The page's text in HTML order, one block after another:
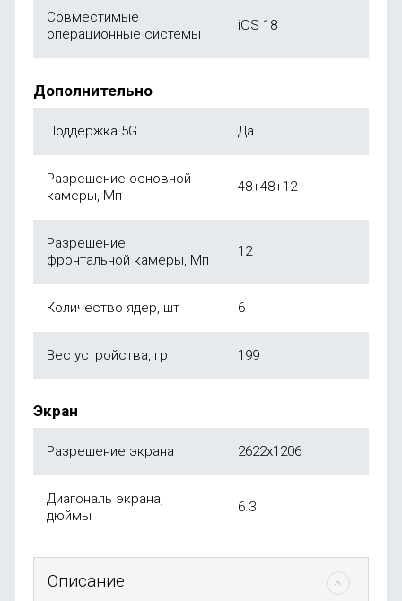
Совместимые
операционные системы
iOS 18
Дополнительно
Поддержка 5G Да
Разрешение основной
камеры, Мп
48+48+12
Разрешение
фронтальной камеры, Мп
12
Количество ядер, шт 6
Вес устройства, гр 199
Экран
Разрешение экрана 2622x1206
Диагональ экрана,
дюймы
6.3
Описание